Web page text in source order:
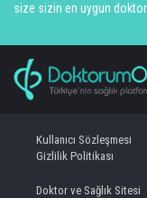
size sizin en uygun
Kullanıcı Sözleşmesi
Gizlilik Politikası
Doktor ve Sağlık Sitesi